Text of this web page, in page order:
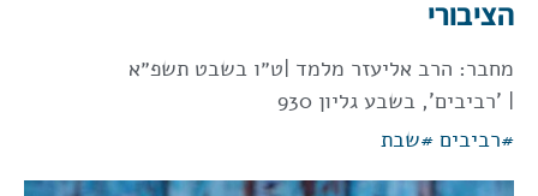
הציבורי
מחבר: הרב אליעזר מלמד |ט״ו בשבט תשפ״א
| 'רביבים', בשבע גליון 930
#רביבים #שבת